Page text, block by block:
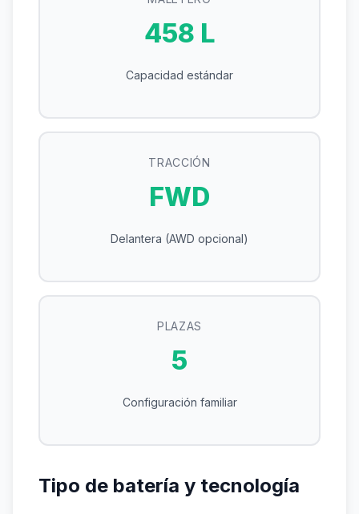
458 L
Capacidad estándar
TRACCIÓN
FWD
Delantera (AWD opcional)
PLAZAS
5
Configuración familiar
Tipo de batería y tecnología